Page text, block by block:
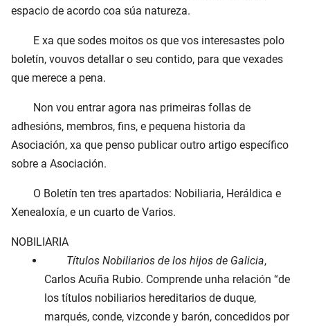
espacio de acordo coa súa natureza.
E xa que sodes moitos os que vos interesastes polo
boletín, vouvos detallar o seu contido, para que vexades
que merece a pena.
Non vou entrar agora nas primeiras follas de
adhesións, membros, fins, e pequena historia da
Asociación, xa que penso publicar outro artigo específico
sobre a Asociación.
O Boletín ten tres apartados: Nobiliaria, Heráldica e
Xenealoxía, e un cuarto de Varios.
NOBILIARIA
Títulos Nobiliarios de los hijos de Galicia,
Carlos Acuña Rubio. Comprende unha relación “de
los títulos nobiliarios hereditarios de duque,
marqués, conde, vizconde y barón, concedidos por